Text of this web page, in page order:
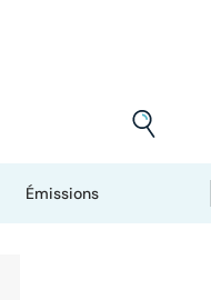
Émissions